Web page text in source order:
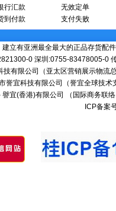
行汇款
到付款
无效定单
支付失败
建立有亚洲最全最大的正品存货配
0 深圳:0755-83478005-
技有限公司（亚太区营销展示物
誉宜科技有限公司（誉宜全球技
譽宜(香港)有限公司 （国际商务联
ICP备案